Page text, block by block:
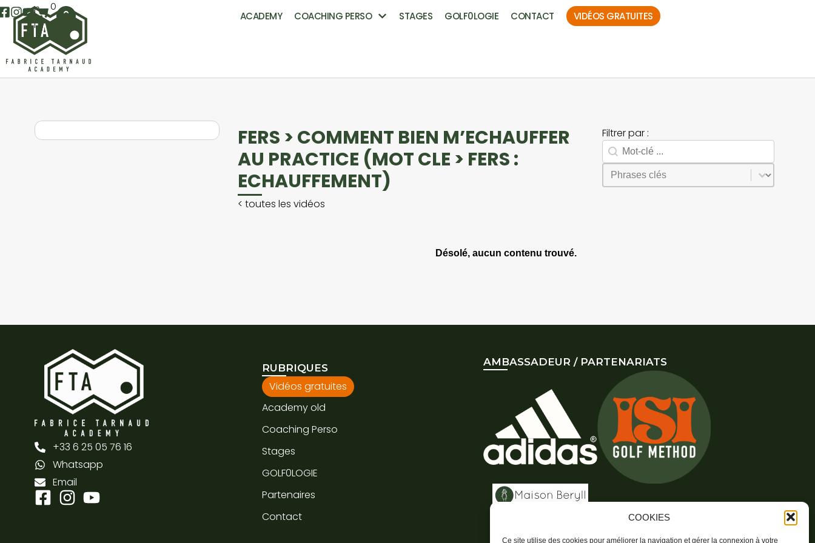
COOKIES
Ce site utilise des cookies pour améliorer la navigation et gérer la connexion à votre
ACADEMY COACHING PERSO STAGES GOLF0LOGIE CONTACT VIDÉOS GRATUITES
0
FERS > COMMENT BIEN M’ECHAUFFER
AU PRACTICE (MOT CLE > FERS :
ECHAUFFEMENT)
< toutes les vidéos
Filtrer par :
Search facet-2
Rechercher
Phrases
Sélectionnez le contenu
Désolé, aucun contenu trouvé.
+33 6 25 05 76 16
Whatsapp
Email
RUBRIQUES
Vidéos gratuites
Academy old
Coaching Perso
Stages
GOLF0LOGIE
Partenaires
Contact
AMBASSADEUR / PARTENARIATS